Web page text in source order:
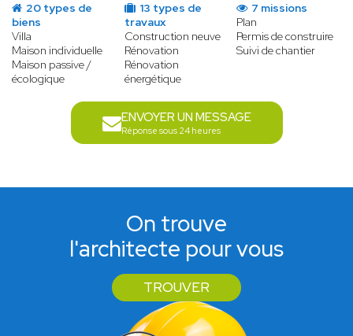
20 types de
biens
Villa
Maison individuelle
Maison passive /
écologique
13 types de
travaux
Construction neuve
Rénovation
Rénovation
énergétique
7 missions
Plan
Permis de construire
Suivi de chantier
ENVOYER UN MESSAGE
Réponse sous 24 heures
On trouve
l'architecte pour vous
TROUVER